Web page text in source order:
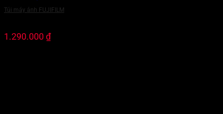
Túi máy ảnh FUJIFILM
1.290.000 ₫